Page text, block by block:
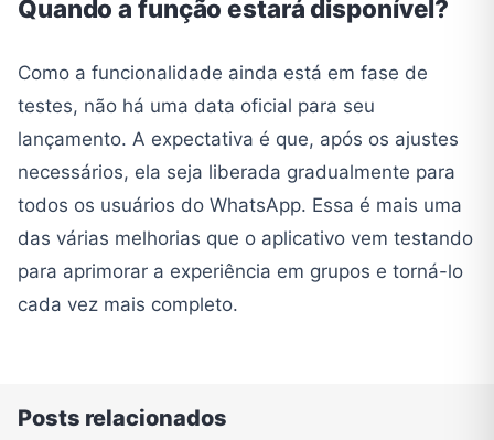
Quando a função estará disponível?
Como a funcionalidade ainda está em fase de
testes, não há uma data oficial para seu
lançamento. A expectativa é que, após os ajustes
necessários, ela seja liberada gradualmente para
todos os usuários do WhatsApp. Essa é mais uma
das várias melhorias que o aplicativo vem testando
para aprimorar a experiência em grupos e torná-lo
cada vez mais completo.
Posts relacionados